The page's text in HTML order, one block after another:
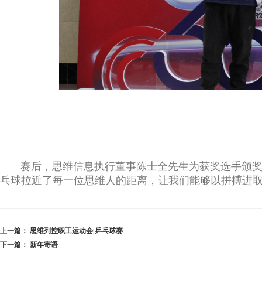
赛后，思维信息执行董事陈士全先生为获奖选手颁
乓球拉近了每一位思维人的距离，让我们能够以拼搏进
上一篇： 思维列控职工运动会|乒乓球赛
下一篇： 新年寄语